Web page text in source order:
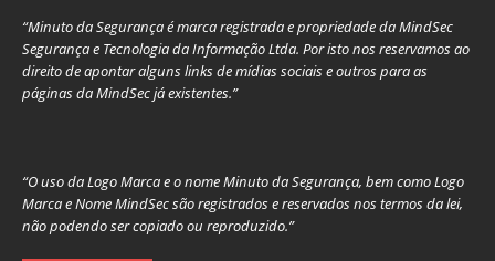
“Minuto da Segurança é marca registrada e propriedade da MindSec
Segurança e Tecnologia da Informação Ltda. Por isto nos reservamos ao
direito de apontar alguns links de mídias sociais e outros para as
páginas da MindSec já existentes.”
“O uso da Logo Marca e o nome Minuto da Segurança, bem como Logo
Marca e Nome MindSec são registrados e reservados nos termos da lei,
não podendo ser copiado ou reproduzido.”